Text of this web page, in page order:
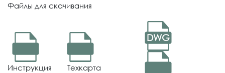
Файлы для скачивания
Инструкция Техкарта
DWG